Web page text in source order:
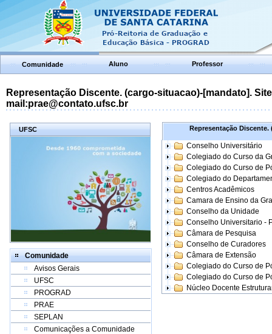
Comunidade Aluno Professor
Representação Discente. (cargo-situacao)-[mandato].
mail:prae@contato.ufsc.br
UFSC
Comunidade
Avisos Gerais
UFSC
PROGRAD
PRAE
SEPLAN
Comunicações a Comunidade
Representação Discente.
Conselho Universitário
Colegiado do Curso da
Colegiado do Curso de
Colegiado do
Centros Acadêmicos
Camara de Ensino da
Conselho da Unidade
Conselho Universitario -
Câmara de Pesquisa
Conselho de Curadores
Câmara de Extensão
Colegiado do Curso de
Colegiado do Curso de
Núcleo Docente